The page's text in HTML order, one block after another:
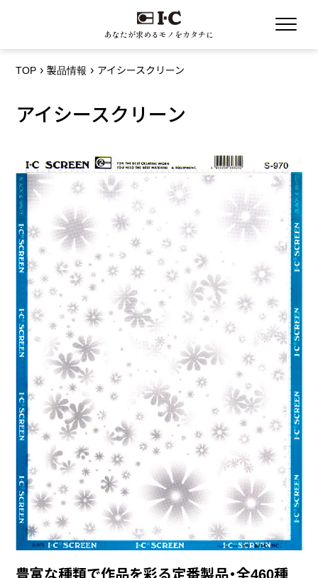
あなたが求めるモノをカタチに
TOP 製品情報 アイシースクリーン
アイシースクリーン
豊富な種類で作品を彩る定番製品・全460種